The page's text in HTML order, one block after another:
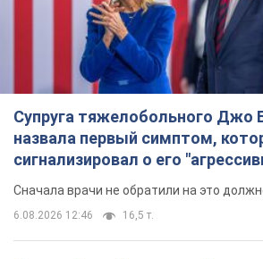
Супруга тяжелобольного Джо
назвала первый симптом,
сигнализировал о его
Сначала врачи не обратили на это
6.08.2026 12:46 16,5 т.